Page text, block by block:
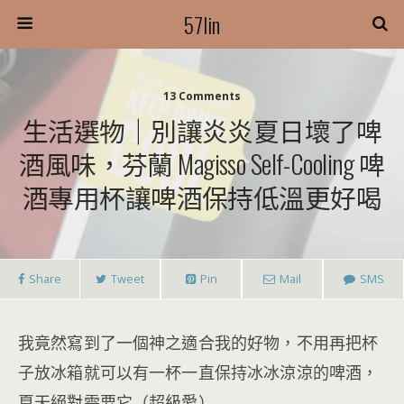
57lin
13 Comments
生活選物｜別讓炎炎夏日壞了啤
酒風味，芬蘭 Magisso Self-Cooling 啤
酒專用杯讓啤酒保持低溫更好喝
Share Tweet Pin Mail SMS
我竟然寫到了一個神之適合我的好物，不用再把杯
子放冰箱就可以有一杯一直保持冰冰涼涼的啤酒，